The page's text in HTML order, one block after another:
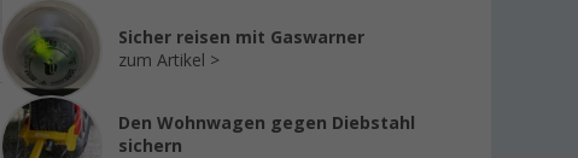
Sicher reisen mit Gaswarner
zum Artikel
Den Wohnwagen gegen Diebstahl
sichern